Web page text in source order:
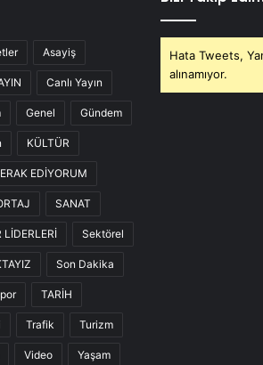
Asayiş
Canlı Yayın
Genel Gündem
KÜLTÜR
EDİYORUM
SANAT
LİDERLERİ Sektörel
Son Dakika
TARİH
Trafik Turizm
Video Yaşam
Hata Tweets,
alınamıyor.